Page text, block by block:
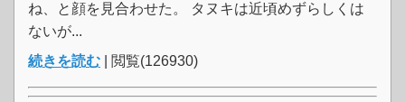
ね、と顔を見合わせた。 タヌキは近頃めずらしくは
ないが...
続きを読む | 閲覧(126930)